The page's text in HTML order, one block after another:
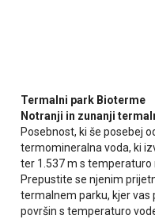
Termalni park Bioterme
Notranji in zunanji
Posebnost, ki še posebej
termomineralna voda, ki
ter 1.537 m s temperaturo
Prepustite se njenim
termalnem parku, kjer vas
površin s temperaturo